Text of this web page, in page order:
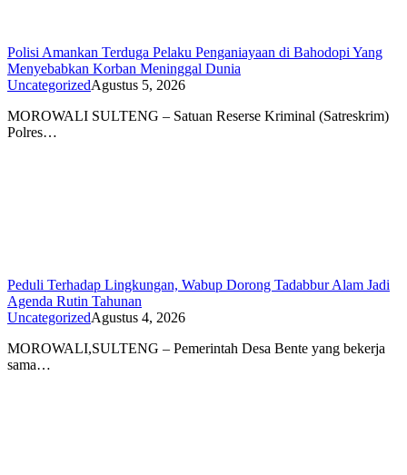
Polisi Amankan Terduga Pelaku Penganiayaan di Bahodopi Yang
Menyebabkan Korban Meninggal Dunia
UncategorizedAgustus 5, 2026
MOROWALI SULTENG – Satuan Reserse Kriminal (Satreskrim)
Polres…
Peduli Terhadap Lingkungan, Wabup Dorong Tadabbur Alam Jadi
Agenda Rutin Tahunan
UncategorizedAgustus 4, 2026
MOROWALI,SULTENG – Pemerintah Desa Bente yang bekerja
sama…